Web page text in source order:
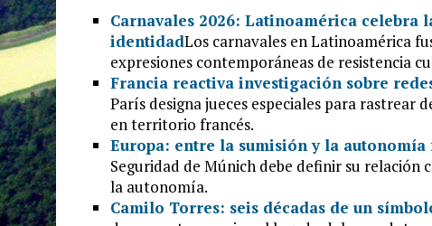
Carnavales 2026: Latinoamérica celebra
identidadLos carnavales en Latinoamérica
expresiones contemporáneas de resistencia
Francia reactiva investigación sobre
París designa jueces especiales para rastrear
en territorio francés.
Europa: entre la sumisión y la autonomía
Seguridad de Múnich debe definir su relación
la autonomía.
Camilo Torres: seis décadas de un